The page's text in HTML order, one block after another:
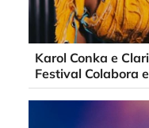
Karol Conka e
Festival Colabora